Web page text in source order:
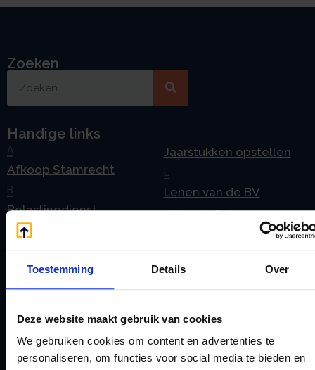
Toestemming Details Over
Deze website maakt gebruik van cookies
We gebruiken cookies om content en advertenties te
personaliseren, om functies voor social media te bieden en
Zoeken
Handige links
A
Afkoop Stamrecht
B
Belastingdienst
doorgeven
rekeningnummer
Checklist IB 2023 (PDF)
Checklist IB 2023 (Word)
Checklist IB 2024 (PDF)
Checklist IB 2024 (Word)
Jaarstukken opstellen
Lenen van de BV
Lijfrente BV
Liquidatie Pensioen BV
Mogelijkheden
Stamrecht BV
O